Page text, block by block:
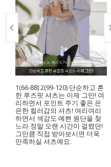
1(66-88) 2(99-120) 단순하고 흔
한 루즈핏 셔츠는 이제 그만! 여
리하면서 포인트 주기 좋은 은
은한 컬러감의 셔츠! 여리여리
하면서 색감도 예쁜 원단을 찾
느라 정말 오랜 시간이 걸렸던!
그만큼 직접 받아보시면 더욱
만족하실 셔츠예요.